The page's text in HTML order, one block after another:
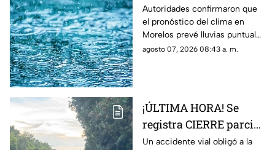
precipitaciones muy
fuertes en Morelos
HOY; Lista de
municipios más
Autoridades confirmaron que
el pronóstico del clima en
Morelos prevé lluvias puntuales
muy fuertes de 50 a 75 mm
agosto 07, 2026 08:43 a. m.
¡ÚLTIMA HORA! Se
registra CIERRE parcial
en la autopista México-
Un accidente vial obligó a la